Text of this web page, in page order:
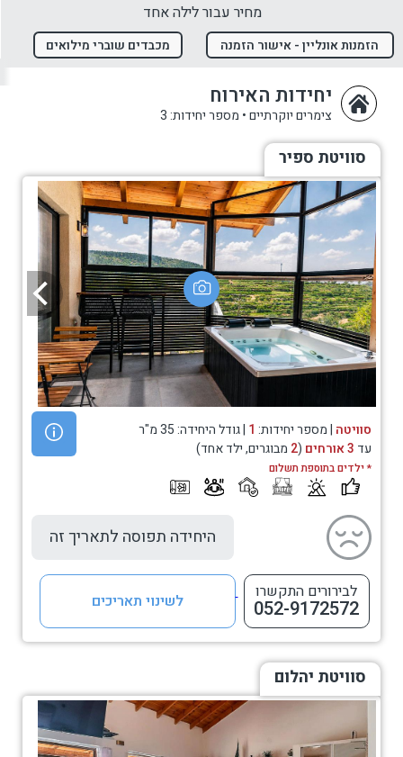
מחיר עבור לילה אחד
הזמנות אונליין - אישור הזמנה
מכבדים שוברי מילואים
יחידות האירוח
צימרים יוקרתיים• מספר יחידות: 3
סוויטת ספיר
סוויטה | מספר יחידות: 1 | גודל היחידה: 35 מ"ר
עד 3 אורחים (
2 מבוגרים, ילד אחד)
* ילדים בתוספת תשלום
היחידה תפוסה לתאריך זה
לבירורים התקשרו
052-9172572 לשינוי תאריכים
סוויטת יהלום